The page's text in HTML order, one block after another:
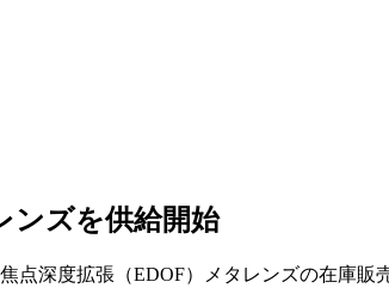
ンズを供給開始
点深度拡張（EDOF）メタレンズの在庫